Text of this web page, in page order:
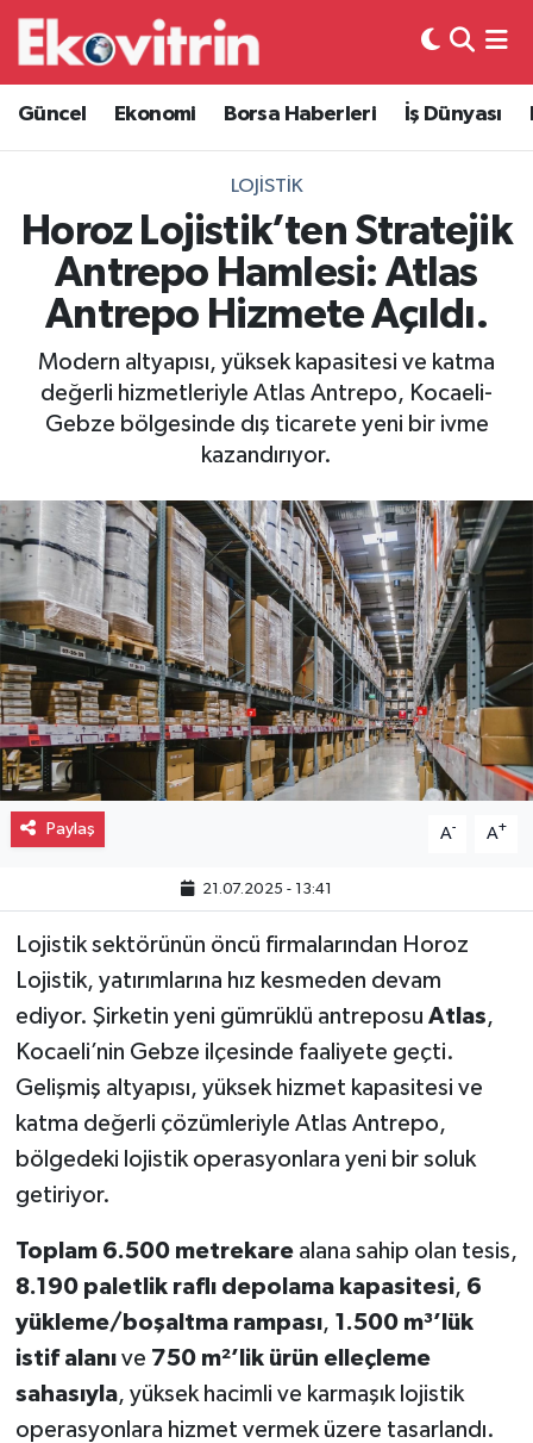
Güncel Ekonomi Borsa Haberleri İş Dünyası
LOJISTIK
Horoz Lojistik’ten Stratejik
Antrepo Hamlesi: Atlas
Antrepo Hizmete Açıldı.
Modern altyapısı, yüksek kapasitesi ve katma
değerli hizmetleriyle Atlas Antrepo, Kocaeli-
Gebze bölgesinde dış ticarete yeni bir ivme
kazandırıyor.
Paylaş A- A+
21.07.2025 - 13:41
Lojistik sektörünün öncü firmalarından Horoz
Lojistik, yatırımlarına hız kesmeden devam
ediyor. Şirketin yeni gümrüklü antreposu Atlas,
Kocaeli’nin Gebze ilçesinde faaliyete geçti.
Gelişmiş altyapısı, yüksek hizmet kapasitesi ve
katma değerli çözümleriyle Atlas Antrepo,
bölgedeki lojistik operasyonlara yeni bir soluk
getiriyor.
Toplam 6.500 metrekarealana sahip olan tesis,
8.190 paletlik raflı depolama kapasitesi, 6
yükleme/boşaltma rampası, 1.500 m³’lük
istif alanıve 750 m²’lik ürün elleçleme
sahasıyla, yüksek hacimli ve karmaşık lojistik
operasyonlara hizmet vermek üzere tasarlandı.
Güncel
Ekonomi
Borsa Haberleri
İş Dünyası
Lojistik
Otovitrin
Magazin
Gayrimenkul
Spor
Eğitim
Hava Durumu
Trafik Durumu
Süper Lig Puan Durumu ve Fikstür
Tüm Manşetler
Son Dakika Haberleri
Haber Arşivi